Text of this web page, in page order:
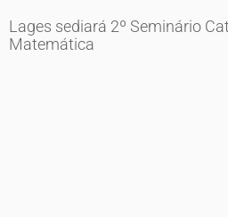
Lages sediará 2º Seminário
Matemática